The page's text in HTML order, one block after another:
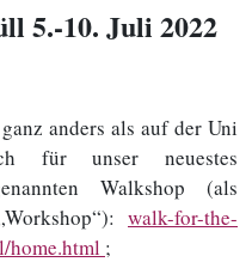
5.-10. Juli 2022
anders als auf der Uni
für unser neuestes
Walkshop (als
walk-for-the-
home.html ;